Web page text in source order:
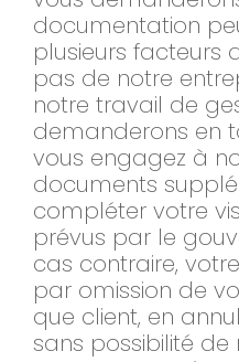
documentation
plusieurs facteurs
pas de notre
notre travail de
demanderons en
vous engagez à
documents
compléter votre
prévus par le
cas contraire,
par omission de
que client, en
sans possibilité